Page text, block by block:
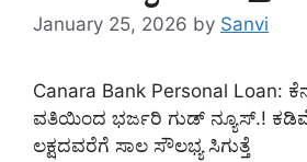
January 25, 2026 by Sanvi
Canara Bank Personal Loan:
ವತಿಯಿಂದ ಭರ್ಜರಿ ಗುಡ್ ನ್ಯೂಸ್.!
ಲಕ್ಷದವರೆಗೆ ಸಾಲ ಸೌಲಭ್ಯ ಸಿಗುತ್ತೆ